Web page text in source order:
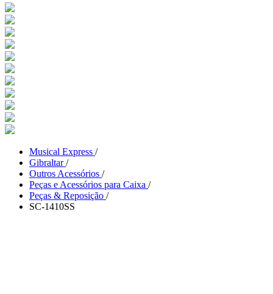
Musical Express /
Gibraltar /
Outros Acessórios /
Peças e Acessórios para Caixa /
Peças & Reposição /
SC-1410SS